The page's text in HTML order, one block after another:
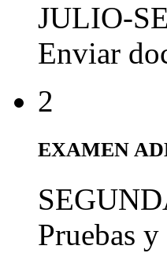
JULIO-
Enviar
2
EXAMEN
Pruebas